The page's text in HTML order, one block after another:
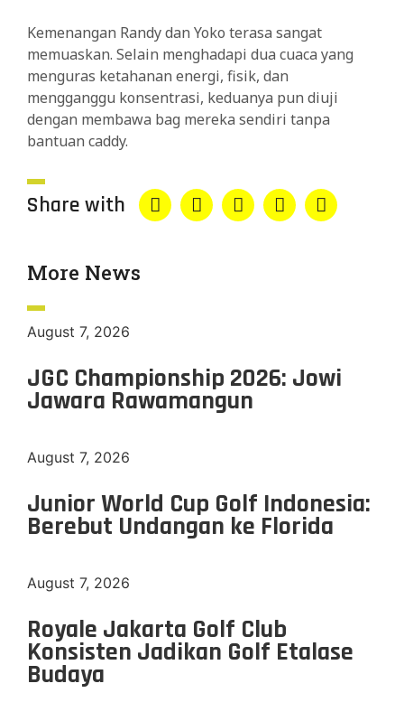
Kemenangan Randy dan Yoko terasa sangat
memuaskan. Selain menghadapi dua cuaca yang
menguras ketahanan energi, fisik, dan
mengganggu konsentrasi, keduanya pun diuji
dengan membawa bag mereka sendiri tanpa
bantuan caddy.
Share with
More News
August 7, 2026
JGC Championship 2026: Jowi
Jawara Rawamangun
August 7, 2026
Junior World Cup Golf Indonesia:
Berebut Undangan ke Florida
August 7, 2026
Royale Jakarta Golf Club
Konsisten Jadikan Golf Etalase
Budaya